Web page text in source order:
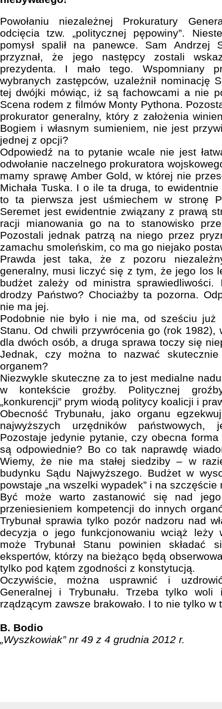
Powołaniu niezależnej Prokuratury
odcięcia tzw. „politycznej pępowiny”.
pomysł spalił na panewce. Sam Andrzej
przyznał, że jego następcy zostali
prezydenta. I mało tego. Wspomniany
wybranych zastępców, uzależnił nominację
tej dwójki mówiąc, iż są fachowcami a nie
Scena rodem z filmów Monty Pythona.
prokurator generalny, który z założenia
Bogiem i własnym sumieniem, nie jest
jednej z opcji?
Odpowiedź na to pytanie wcale nie jest
odwołanie naczelnego prokuratora
mamy sprawę Amber Gold, w której nie
Michała Tuska. I o ile ta druga, to
to ta pierwsza jest uśmiechem w stronę
Seremet jest ewidentnie związany z prawą
racji mianowania go na to stanowisko
Pozostali jednak patrzą na niego przez
zamachu smoleńskim, co ma go niejako
Prawda jest taka, że z pozoru
generalny, musi liczyć się z tym, że jego los
budżet zależy od ministra
drodzy Państwo? Chociażby ta pozorna.
nie ma jej.
Podobnie nie było i nie ma, od sześciu już
Stanu. Od chwili przywrócenia go (rok 1982),
dla dwóch osób, a druga sprawa toczy się
Jednak, czy można to nazwać skutecznie
organem?
Niezwykle skuteczne za to jest medialne
w kontekście groźby. Politycznej
„konkurencji” prym wiodą politycy koalicji i
Obecność Trybunału, jako organu
najwyższych urzędników państwowych,
Pozostaje jedynie pytanie, czy obecna
są odpowiednie? Bo co tak naprawdę
Wiemy, że nie ma stałej siedziby – w
budynku Sądu Najwyższego. Budżet w
powstaje „na wszelki wypadek” i na
Być może warto zastanowić się nad
przeniesieniem kompetencji do innych
Trybunał sprawia tylko pozór nadzoru nad
decyzja o jego funkcjonowaniu wciąż leży
może Trybunał Stanu powinien składać
ekspertów, którzy na bieżąco będą
tylko pod kątem zgodności z konstytucją.
Oczywiście, można usprawnić i
Generalnej i Trybunału. Trzeba tylko
rządzącym zawsze brakowało. I to nie tylko
B. Bodio
„Wyszkowiak” nr 49 z 4 grudnia 2012 r.